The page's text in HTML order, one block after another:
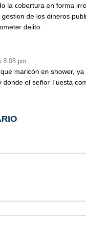
la cobertura en forma
de los dineros
delito.
8:08 pm
maricón en shower,
el señor Tuesta